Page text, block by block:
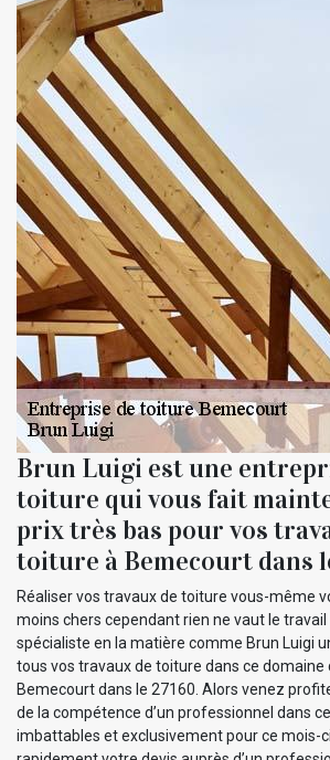
Brun Luigi est une
toiture qui vous fait
prix très bas pour vos
toiture à Bemecourt dans
Réaliser vos travaux de toiture vous-même
moins chers cependant rien ne vaut le travail
spécialiste en la matière comme Brun Luigi
tous vos travaux de toiture dans ce domaine
Bemecourt dans le 27160. Alors venez
de la compétence d’un professionnel dans
imbattables et exclusivement pour ce mois-